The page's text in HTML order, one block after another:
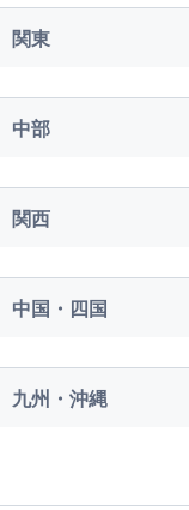
関東
中部
関西
中国・四国
九州・沖縄